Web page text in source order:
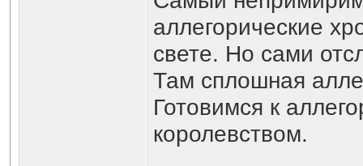
аллегорические
свете. Но сами
Там сплошная
Готовимся к
королевством.